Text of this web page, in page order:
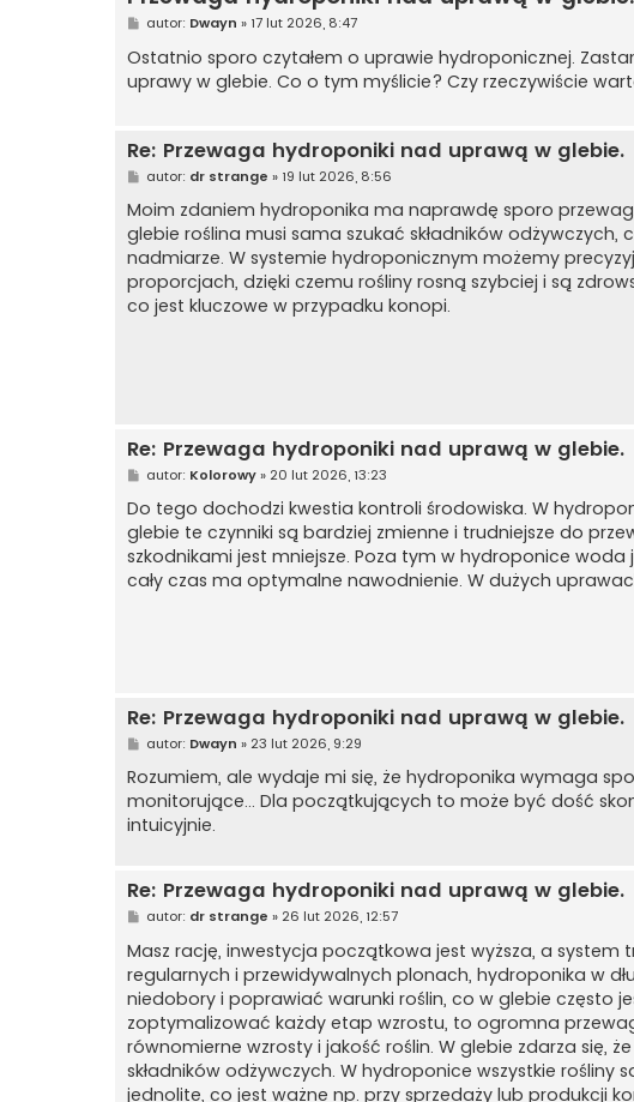
P
s
t
autor: Dwayn » 17 lut 2026, 8:47
Ostatnio sporo czytałem o uprawie hydroponicznej.
uprawy w glebie. Co o tym myślicie? Czy rzeczywiście
Re: Przewaga hydroponiki nad uprawą w glebie.
P
s
t
autor: dr strange » 19 lut 2026, 8:56
Moim zdaniem hydroponika ma naprawdę sporo
glebie roślina musi sama szukać składników
nadmiarze. W systemie hydroponicznym możemy
proporcjach, dzięki czemu rośliny rosną szybciej i są
co jest kluczowe w przypadku konopi.
Re: Przewaga hydroponiki nad uprawą w glebie.
P
s
t
autor: Kolorowy» 20 lut 2026, 13:23
Do tego dochodzi kwestia kontroli środowiska. W
glebie te czynniki są bardziej zmienne i trudniejsze do
szkodnikami jest mniejsze. Poza tym w hydroponice
cały czas ma optymalne nawodnienie. W dużych
Re: Przewaga hydroponiki nad uprawą w glebie.
P
s
t
autor: Dwayn » 23 lut 2026, 9:29
Rozumiem, ale wydaje mi się, że hydroponika wymaga
monitorujące… Dla początkujących to może być dość
intuicyjnie.
Re: Przewaga hydroponiki nad uprawą w glebie.
P
s
t
autor: dr strange » 26 lut 2026, 12:57
Masz rację, inwestycja początkowa jest wyższa, a
regularnych i przewidywalnych plonach, hydroponika w
niedobory i poprawiać warunki roślin, co w glebie często
zoptymalizować każdy etap wzrostu, to ogromna
równomierne wzrosty i jakość roślin. W glebie zdarza się,
składników odżywczych. W hydroponice wszystkie
jednolite, co jest ważne np. przy sprzedaży lub produkcji